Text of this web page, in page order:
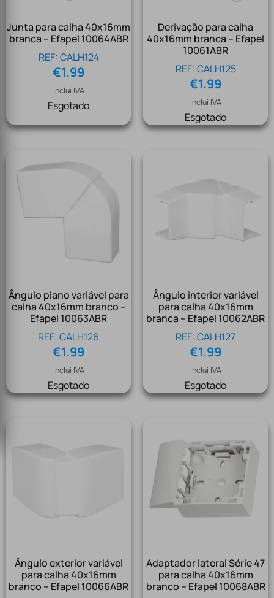
Junta para calha 40x16mm
branca – Efapel 10064ABR
REF: CALH124
€1.99
Inclui IVA
Esgotado
Derivação para calha
40x16mm branca – Efapel
10061ABR
REF: CALH125
€1.99
Inclui IVA
Esgotado
Ângulo plano variável para
calha 40x16mm branco –
Efapel 10063ABR
REF: CALH126
€1.99
Inclui IVA
Esgotado
Ângulo interior variável
para calha 40x16mm
branca – Efapel 10062ABR
REF: CALH127
€1.99
Inclui IVA
Esgotado
Ângulo exterior variável
para calha 40x16mm
branco – Efapel 10066ABR
Adaptador lateral Série 47
para calha 40x16mm
branco – Efapel 10068ABR